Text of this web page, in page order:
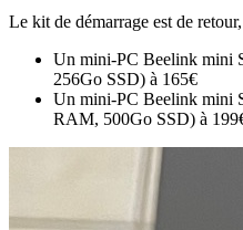
Le kit de démarrage est de
Un mini-PC Beelink mini
256Go SSD) à 165€
Un mini-PC Beelink mini
RAM, 500Go SSD) à